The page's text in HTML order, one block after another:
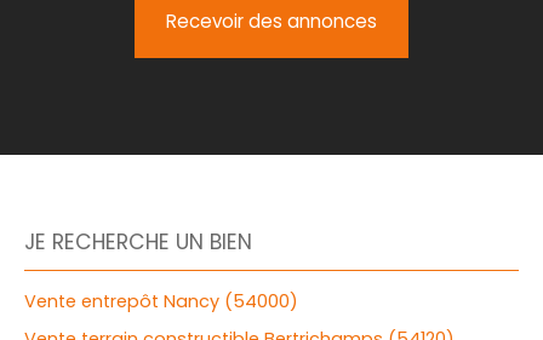
Recevoir des annonces
JE RECHERCHE UN BIEN
Vente entrepôt Nancy (54000)